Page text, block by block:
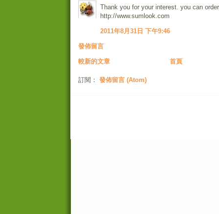
Thank you for your interest. you can
http://www.sumlook.com
2011年8月31日 下午9:46
發佈留言
較新的文章 首頁
訂閱： 發佈留言 (Atom)